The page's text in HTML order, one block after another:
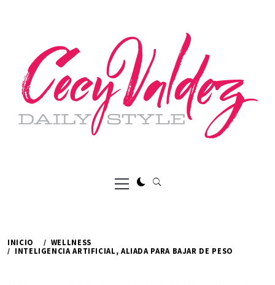
Menú
principal
INICIO
WELLNESS
INTELIGENCIA ARTIFICIAL, ALIADA PARA BAJAR DE PESO